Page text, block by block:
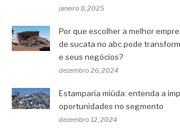
janeiro 8, 2025
Por que escolher a melhor
de sucata no abc pode
e seus negócios?
dezembro 26, 2024
Estamparia miúda: entenda a
oportunidades no segmento
dezembro 12, 2024